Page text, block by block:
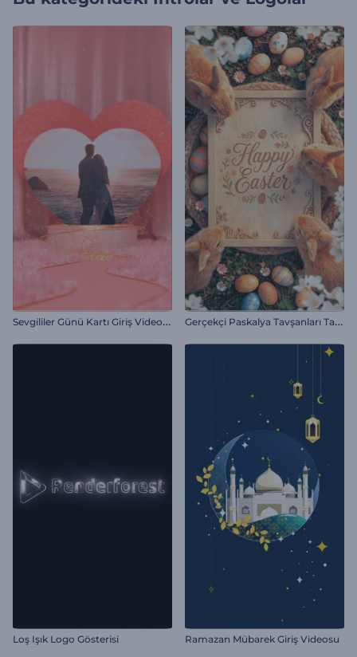
S
evgililer Günü Kartı Giriş Videosu G
erçekçi Paskalya Tavşanları Tanıtımı
Loş Işık Logo Gösterisi Ramazan Mübarek Giriş Videosu